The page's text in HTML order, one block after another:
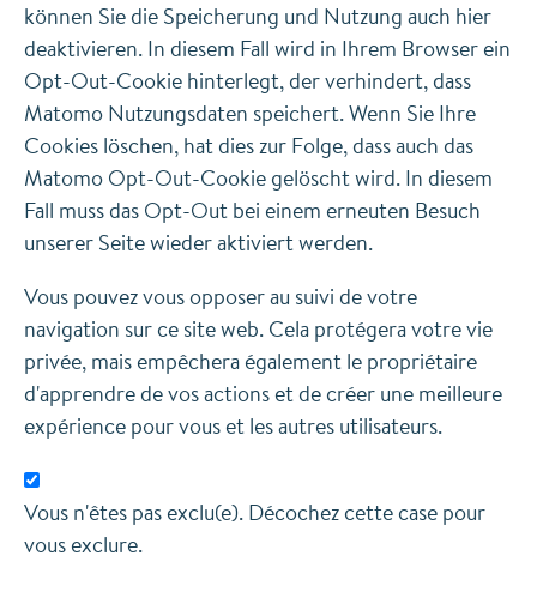
können Sie die Speicherung und Nutzung auch hier
deaktivieren. In diesem Fall wird in Ihrem Browser ein
Opt-Out-Cookie hinterlegt, der verhindert, dass
Matomo Nutzungsdaten speichert. Wenn Sie Ihre
Cookies löschen, hat dies zur Folge, dass auch das
Matomo Opt-Out-Cookie gelöscht wird. In diesem
Fall muss das Opt-Out bei einem erneuten Besuch
unserer Seite wieder aktiviert werden.
Vous pouvez vous opposer au suivi de votre
navigation sur ce site web. Cela protégera votre vie
privée, mais empêchera également le propriétaire
d'apprendre de vos actions et de créer une meilleure
expérience pour vous et les autres utilisateurs.
Vous n'êtes pas exclu(e). Décochez cette case pour
vous exclure.